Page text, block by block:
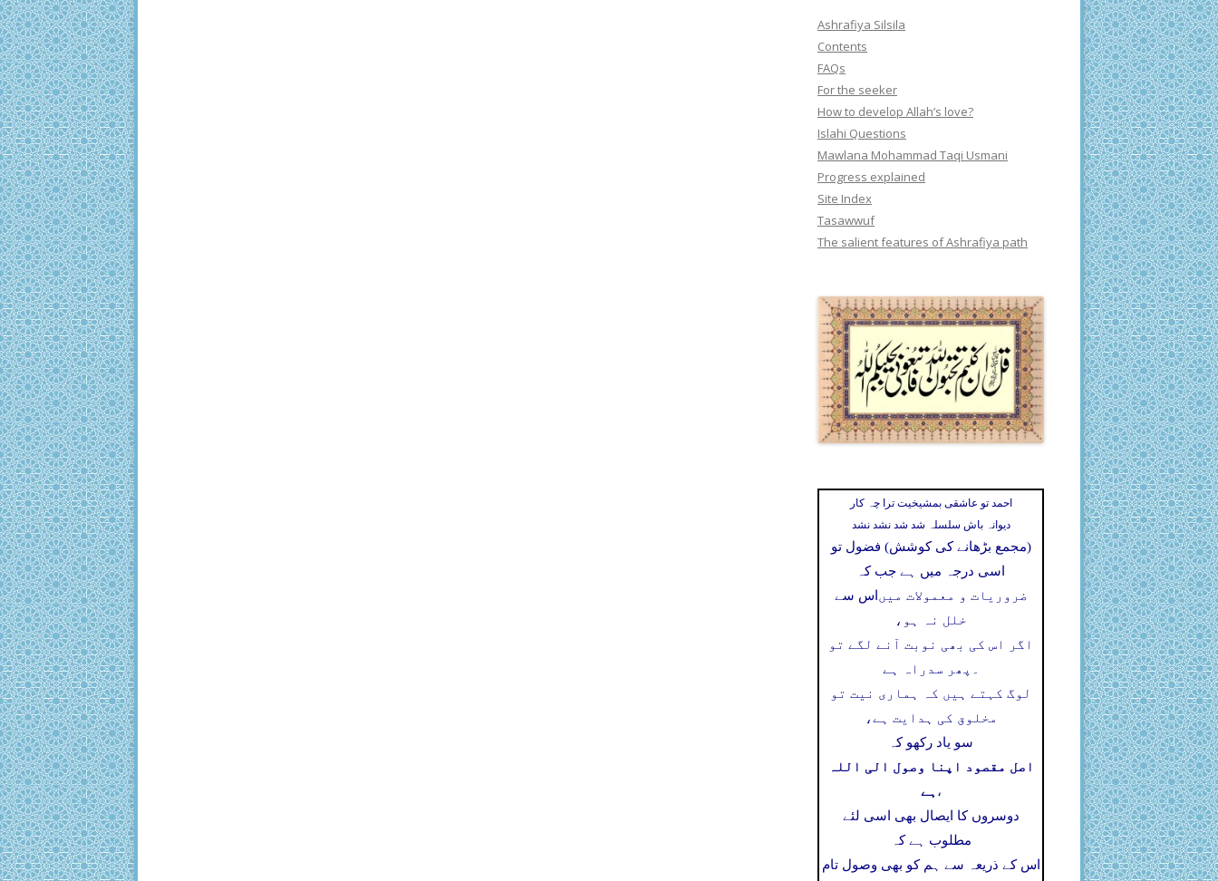
Ashrafiya Silsila
Contents
FAQs
For the seeker
How to develop Allah’s love?
Islahi Questions
Mawlana Mohammad Taqi Usmani
Progress explained
Site Index
Tasawwuf
The salient features of Ashrafiya path
احمد تو عاشقی بمشیخیت ترا چہ کار
دیوانہ باش سلسلہ شد شد نشد نشد
(مجمع بڑھانے کی کوشش) فضول تو
اسی درجہ میں ہے جب کہ
اس سے ضروریات و معمولات میں
خلل نہ ہو،
اگر اس کی بھی نوبت آنے لگے تو
پھر سدراہ ہے ۔
لوگ کہتے ہیں کہ ہماری نیت تو
مخلوق کی ہدایت ہے،
سو یاد رکھو کہ
اصل مقصود اپنا وصول الی اللہ
ہے ،
دوسروں کا ایصال بھی اسی لئے
مطلوب ہے کہ
اس کے ذریعہ سے ہم کو بھی وصول تام